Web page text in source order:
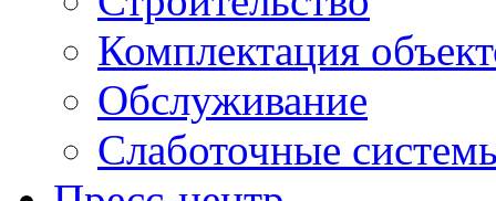
Комплектация
Обслуживание
Слаботочные